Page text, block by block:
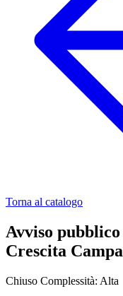
Torna al catalogo
Avviso
Crescita
Chiuso Complessità: Alta